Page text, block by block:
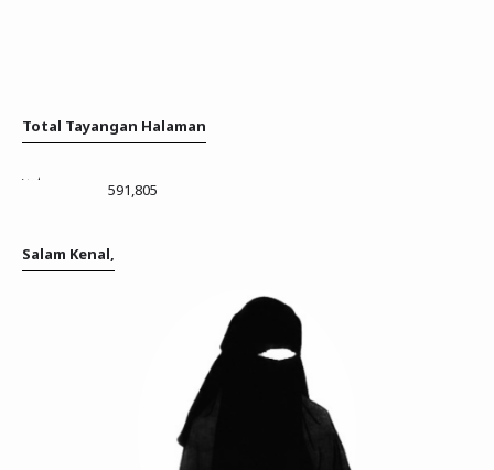
Total Tayangan Halaman
591,805
Salam Kenal,